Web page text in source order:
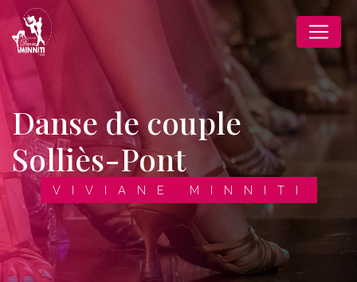
danse de couple
Solliès-Pont
VIVIANE MINNITI
Panneau de gestion des cookies